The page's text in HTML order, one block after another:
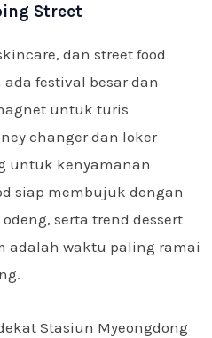
Street
dan street food
festival besar dan
untuk turis
changer dan loker
untuk kenyamanan
siap membujuk dengan
serta trend dessert
adalah waktu paling ramai
Stasiun Myeongdong